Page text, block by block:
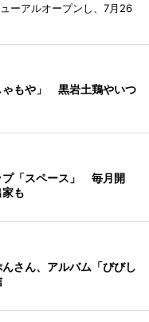
ーアルオープンし、7月26
ゃもや」 黒岩土鶏やいつ
プ「スペース」 毎月開
も
さん、アルバム「びびし